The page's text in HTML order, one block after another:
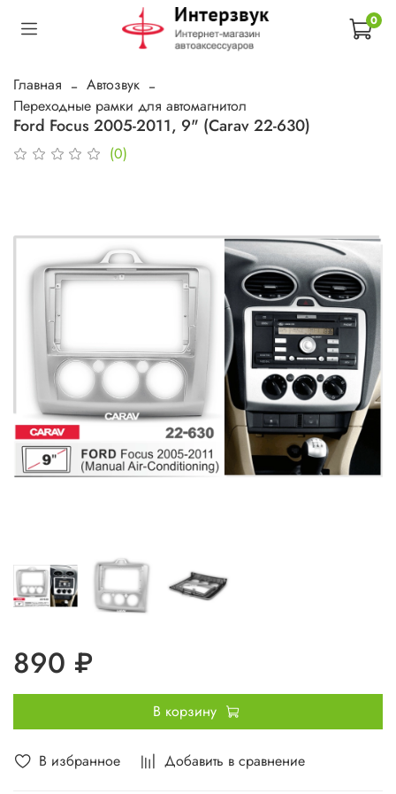
0
Главная
Автозвук
Переходные рамки для автомагнитол
Ford Focus 2005-2011, 9" (Carav 22-630)
(0)
В избранное Добавить в сравнение
890 ₽
В корзину